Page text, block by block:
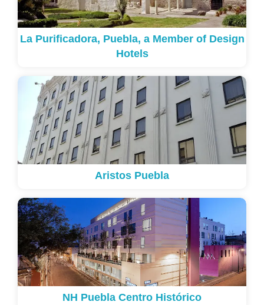
La Purificadora, Puebla, a Member of Design
Hotels
Aristos Puebla
NH Puebla Centro Histórico